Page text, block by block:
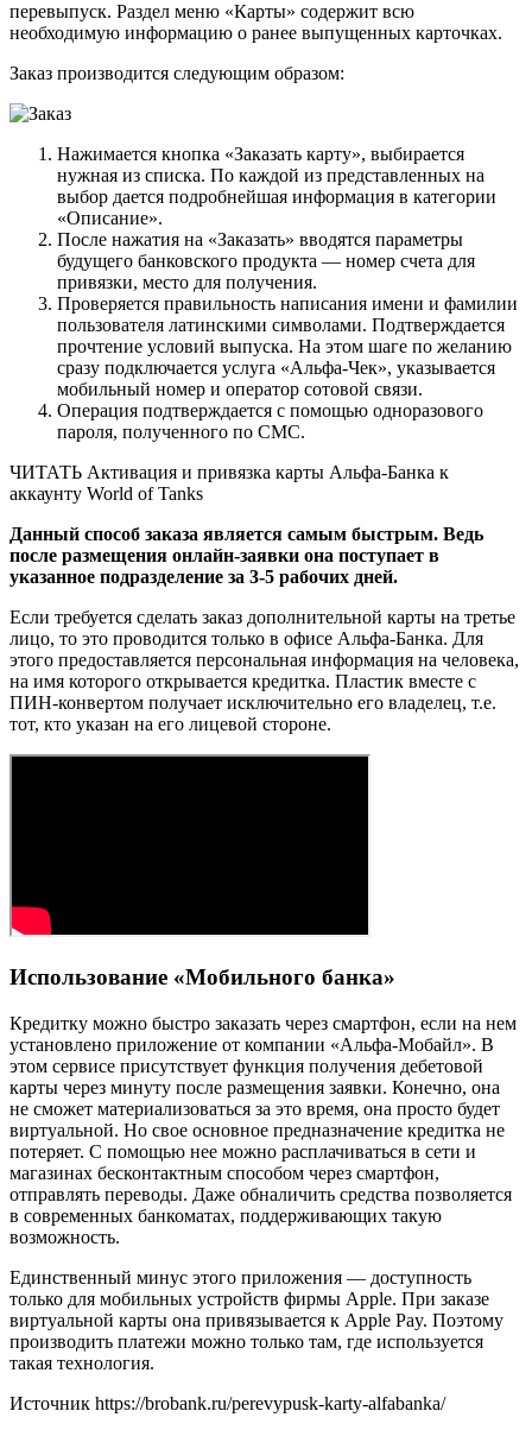
перевыпуск. Раздел меню «Карты» содержит всю
необходимую информацию о ранее выпущенных карточках.
Заказ производится следующим образом:
Нажимается кнопка «Заказать карту», выбирается
нужная из списка. По каждой из представленных на
выбор дается подробнейшая информация в категории
«Описание».
После нажатия на «Заказать» вводятся параметры
будущего банковского продукта — номер счета для
привязки, место для получения.
Проверяется правильность написания имени и фамилии
пользователя латинскими символами. Подтверждается
прочтение условий выпуска. На этом шаге по желанию
сразу подключается услуга «Альфа-Чек», указывается
мобильный номер и оператор сотовой связи.
Операция подтверждается с помощью одноразового
пароля, полученного по СМС.
ЧИТАТЬ Активация и привязка карты Альфа-Банка к
аккаунту World of Tanks
Данный способ заказа является самым быстрым. Ведь
после размещения онлайн-заявки она поступает в
указанное подразделение за 3-5 рабочих дней.
Если требуется сделать заказ дополнительной карты на третье
лицо, то это проводится только в офисе Альфа-Банка. Для
этого предоставляется персональная информация на человека,
на имя которого открывается кредитка. Пластик вместе с
ПИН-конвертом получает исключительно его владелец, т.е.
тот, кто указан на его лицевой стороне.
Использование «Мобильного банка»
Кредитку можно быстро заказать через смартфон, если на нем
установлено приложение от компании «Альфа-Мобайл». В
этом сервисе присутствует функция получения дебетовой
карты через минуту после размещения заявки. Конечно, она
не сможет материализоваться за это время, она просто будет
виртуальной. Но свое основное предназначение кредитка не
потеряет. С помощью нее можно расплачиваться в сети и
магазинах бесконтактным способом через смартфон,
отправлять переводы. Даже обналичить средства позволяется
в современных банкоматах, поддерживающих такую
возможность.
Единственный минус этого приложения — доступность
только для мобильных устройств фирмы Apple. При заказе
виртуальной карты она привязывается к Apple Pay. Поэтому
производить платежи можно только там, где используется
такая технология.
Источник https://brobank.ru/perevypusk-karty-alfabanka/